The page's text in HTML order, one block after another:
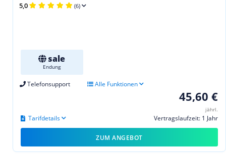
5,0 (6)
sale
Endung
Telefonsupport Alle Funktionen
45,60 €
jährl.
Vertragslaufzeit: 1 Jahr
Tarifdetails
ZUM ANGEBOT